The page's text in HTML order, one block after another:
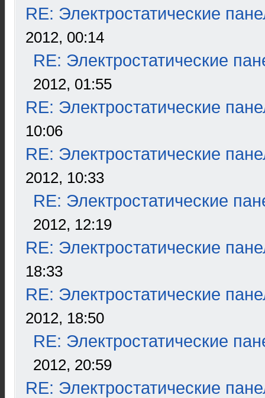
RE: Электростатические
2012, 00:14
RE: Электростатические
2012, 01:55
RE: Электростатические
10:06
RE: Электростатические
2012, 10:33
RE: Электростатические
2012, 12:19
RE: Электростатические
18:33
RE: Электростатические
2012, 18:50
RE: Электростатические
2012, 20:59
RE: Электростатические